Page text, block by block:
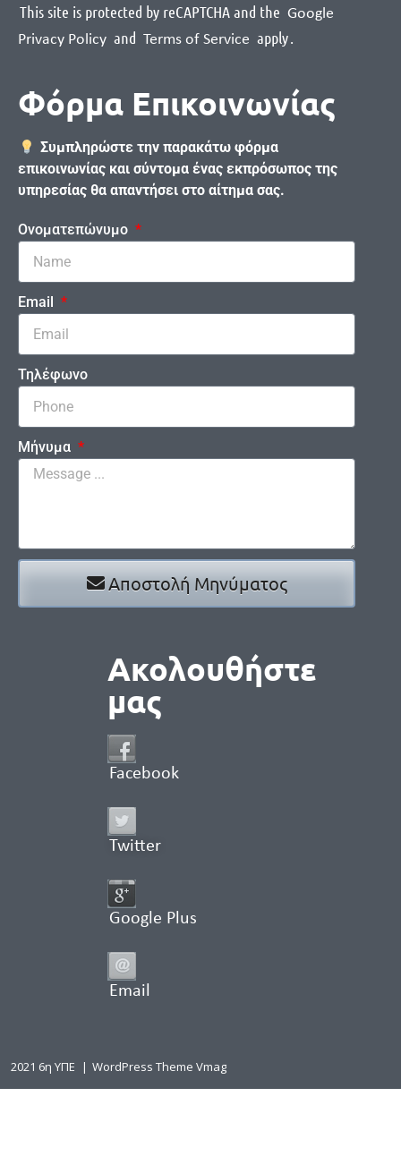
This site is protected by reCAPTCHA and the Google
Privacy Policy and Terms of Service apply.
Φόρμα Επικοινωνίας
Συμπληρώστε την παρακάτω φόρμα
επικοινωνίας και σύντομα ένας εκπρόσωπος της
υπηρεσίας θα απαντήσει στο αίτημα σας.
Ονοματεπώνυμο
Email
Τηλέφωνο
Μήνυμα
Αποστολή Μηνύματος
Ακολουθήστε
μας
Facebook
Twitter
Google Plus
Email
2021 6η ΥΠΕ | WordPress Theme Vmag